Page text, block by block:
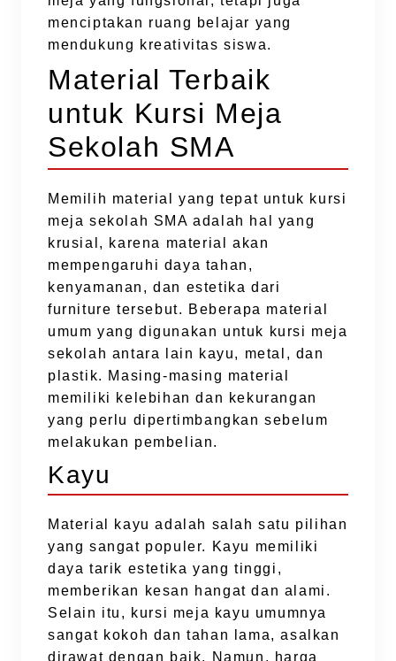
menciptakan ruang belajar yang
mendukung kreativitas siswa.
Material Terbaik
untuk Kursi Meja
Sekolah SMA
Memilih material yang tepat untuk kursi
meja sekolah SMA adalah hal yang
krusial, karena material akan
mempengaruhi daya tahan,
kenyamanan, dan estetika dari
furniture tersebut. Beberapa material
umum yang digunakan untuk kursi meja
sekolah antara lain kayu, metal, dan
plastik. Masing-masing material
memiliki kelebihan dan kekurangan
yang perlu dipertimbangkan sebelum
melakukan pembelian.
Kayu
Material kayu adalah salah satu pilihan
yang sangat populer. Kayu memiliki
daya tarik estetika yang tinggi,
memberikan kesan hangat dan alami.
Selain itu, kursi meja kayu umumnya
sangat kokoh dan tahan lama, asalkan
dirawat dengan baik. Namun, harga